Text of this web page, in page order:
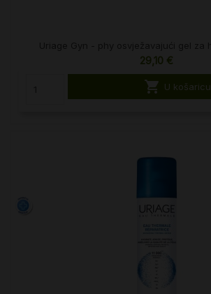
29,10 €
 U košaricu